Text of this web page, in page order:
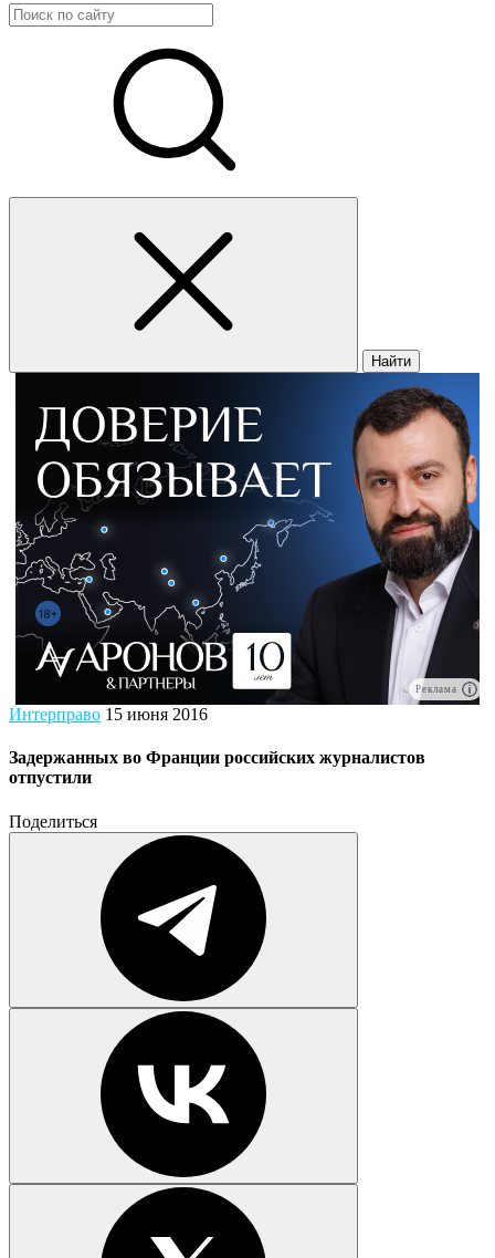
Найти
Реклама
Интерправо 15 июня 2016
Задержанных во Франции российских журналистов
отпустили
Поделиться